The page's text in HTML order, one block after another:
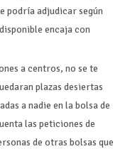
podría adjudicar según
encaja con
a centros, no se te
plazas desiertas
a nadie en la bolsa de
las peticiones de
de otras bolsas que